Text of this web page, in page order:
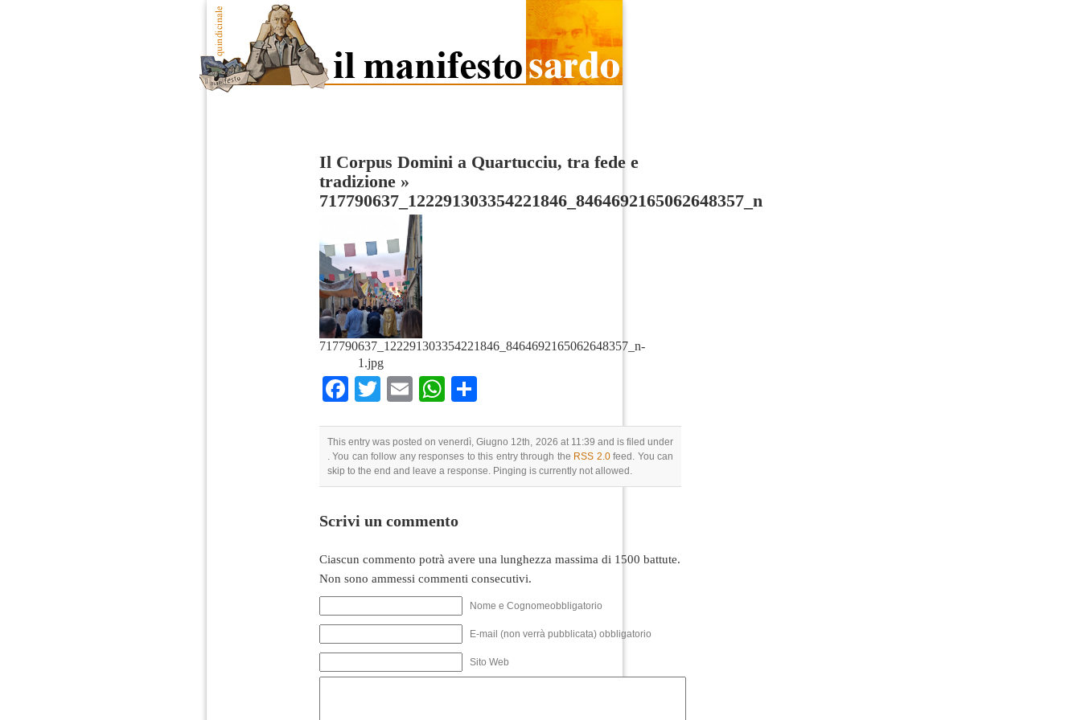
Il Corpus Domini a Quartucciu, tra fede e
tradizione »
717790637_122291303354221846_8464692165062648357_n
717790637_122291303354221846_8464692165062648357_n-
1.jpg
Facebook
TwitterEmailWhatsApp
This entry was posted on venerdì, Giugno 12th, 2026 at 11:39 and is filed under
. You can follow any responses to this entry through the RSS 2.0feed. You can
skip to the end and leave a response. Pinging is currently not allowed.
Scrivi un commento
Ciascun commento potrà avere una lunghezza massima di 1500 battute.
Non sono ammessi commenti consecutivi.
Nome e Cognomeobbligatorio
E-mail (non verrà pubblicata) obbligatorio
Sito Web